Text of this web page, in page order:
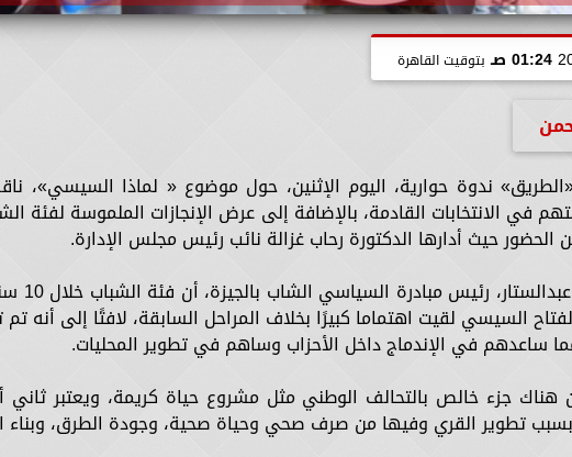
01:24 صـ بتوقيت القاهرة
ندوة حوارية، اليوم الإثنين، حول موضوع « لماذا السيسي»،
في الانتخابات القادمة، بالإضافة إلى عرض الإنجازات الملموسة لفئة
حيث أدارها الدكتورة رحاب غزالة نائب رئيس مجلس الإدارة.
في
السيسي لقيت اهتماما كبيرًا بخلاف المراحل السابقة، لافتًا إلى أنه تم
ساعدهم في الإندماج داخل الأحزاب وساهم في تطوير المحليات.
هناك جزء خالص بالتحالف الوطني مثل مشروع حياة كريمة، ويعتبر
بسبب تطوير القري وفيها من صرف صحي وحياة صحية، وجودة الطرق، وبناء